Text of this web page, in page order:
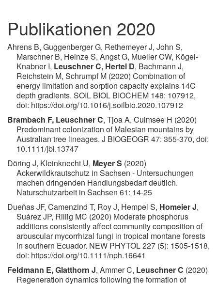
Publikationen 2020
Ahrens B, Guggenberger G, Rethemeyer J, John S,
Marschner B, Heinze S, Angst G, Mueller CW, Kögel-
Knabner I, Leuschner C, Hertel D, Bachmann J,
Reichstein M, Schrumpf M (2020) Combination of
energy limitation and sorption capacity explains 14C
depth gradients. SOIL BIOL BIOCHEM 148: 107912,
doi: https://doi.org/10.1016/j.soilbio.2020.107912
Brambach F, Leuschner C, Tjoa A, Culmsee H (2020)
Predominant colonization of Malesian mountains by
Australian tree lineages. J BIOGEOGR 47: 355-370, doi:
10.1111/jbi.13747
Döring J, Kleinknecht U, Meyer S (2020)
Ackerwildkrautschutz in Sachsen - Untersuchungen
machen dringenden Handlungsbedarf deutlich.
Naturschutzarbeit in Sachsen 61: 14-25
Dueñas JF, Camenzind T, Roy J, Hempel S, Homeier J,
Suárez JP, Rillig MC (2020) Moderate phosphorus
additions consistently affect community composition of
arbuscular mycorrhizal fungi in tropical montane forests
in southern Ecuador. NEW PHYTOL 227 (5): 1505-1518,
doi: https://doi.org/10.1111/nph.16641
Feldmann E, Glatthorn J, Ammer C, Leuschner C (2020)
Regeneration dynamics following the formation of